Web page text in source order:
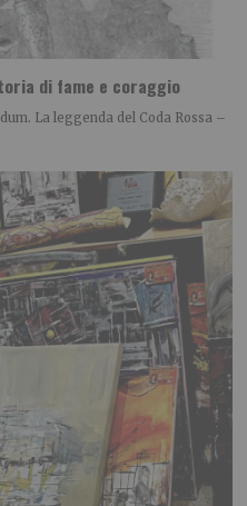
di fame e coraggio
La leggenda del Coda Rossa –